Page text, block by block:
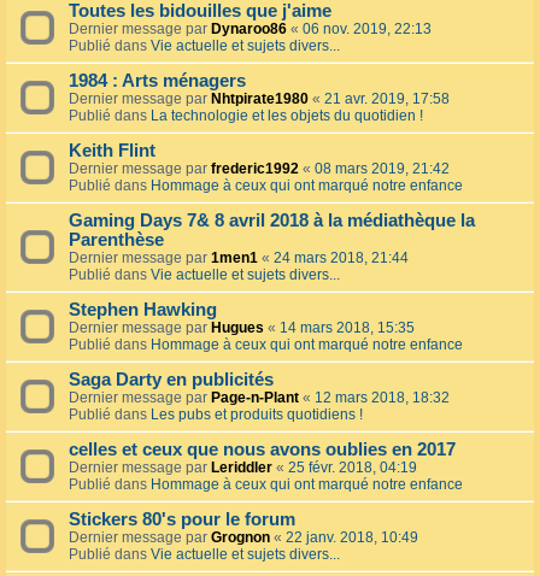
Toutes les bidouilles que j'aime
Dernier message par Dynaroo86 « 06 nov. 2019, 22:13
Publié dans Vie actuelle et sujets divers...
1984 : Arts ménagers
Dernier message par Nhtpirate1980 « 21 avr. 2019, 17:58
Publié dans La technologie et les objets du quotidien !
Keith Flint
Dernier message par frederic1992 « 08 mars 2019, 21:42
Publié dans Hommage à ceux qui ont marqué notre enfance
Gaming Days 7& 8 avril 2018 à la médiathèque la
Parenthèse
Dernier message par 1men1 « 24 mars 2018, 21:44
Publié dans Vie actuelle et sujets divers...
Stephen Hawking
Dernier message par Hugues « 14 mars 2018, 15:35
Publié dans Hommage à ceux qui ont marqué notre enfance
Saga Darty en publicités
Dernier message par Page-n-Plant « 12 mars 2018, 18:32
Publié dans Les pubs et produits quotidiens !
celles et ceux que nous avons oublies en 2017
Dernier message par Leriddler « 25 févr. 2018, 04:19
Publié dans Hommage à ceux qui ont marqué notre enfance
Stickers 80's pour le forum
Dernier message par Grognon « 22 janv. 2018, 10:49
Publié dans Vie actuelle et sujets divers...